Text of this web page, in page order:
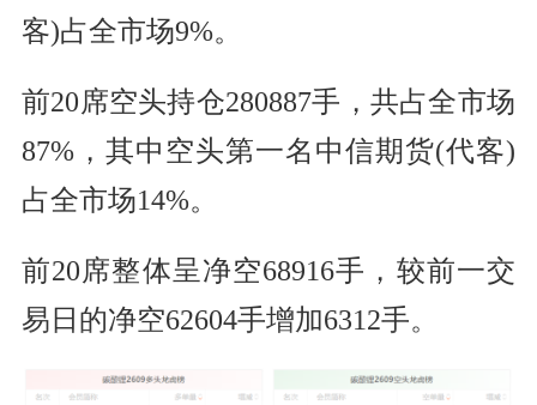
客)占全市场9%。
前20席空头持仓280887手，共占全市场
87%，其中空头第一名中信期货(代客)
占全市场14%。
前20席整体呈净空68916手，较前一交
易日的净空62604手增加6312手。